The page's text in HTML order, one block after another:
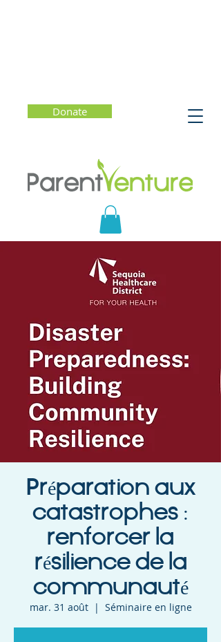
Donate
Préparation aux
catastrophes :
renforcer la
résilience de la
communauté
mar. 31 août
  |
Séminaire en ligne